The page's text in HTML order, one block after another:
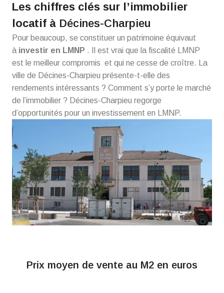
Les chiffres clés sur l’immobilier
locatif à Décines-Charpieu
Pour beaucoup, se constituer un patrimoine équivaut
à investir en LMNP . Il est vrai que la fiscalité LMNP
est le meilleur compromis et qui ne cesse de croître. La
ville de Décines-Charpieu présente-t-elle des
rendements intéressants ? Comment s’y porte le marché
de l’immobilier ? Décines-Charpieu regorge
d’opportunités pour un investissement en LMNP.
Prix moyen de vente au M2 en euros